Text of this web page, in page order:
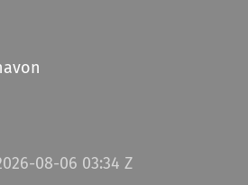
08-06 03:34 Z